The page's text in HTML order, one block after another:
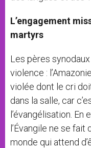
L’engagement
martyrs
Les pères
violence :
violée dont le cri
dans la salle, car
l’évangélisation.
l’Évangile ne se fait
monde qui attend